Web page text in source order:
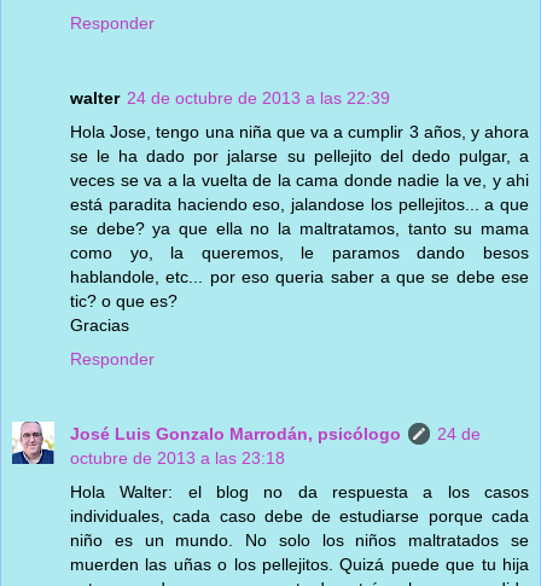
Responder
walter 24 de octubre de 2013 a las 22:39
Hola Jose, tengo una niña que va a cumplir 3 años, y ahora
se le ha dado por jalarse su pellejito del dedo pulgar, a
veces se va a la vuelta de la cama donde nadie la ve, y ahi
está paradita haciendo eso, jalandose los pellejitos... a que
se debe? ya que ella no la maltratamos, tanto su mama
como yo, la queremos, le paramos dando besos
hablandole, etc... por eso queria saber a que se debe ese
tic? o que es?
Gracias
Responder
José Luis Gonzalo Marrodán, psicólogo
24 de
octubre de 2013 a las 23:18
Hola Walter: el blog no da respuesta a los casos
individuales, cada caso debe de estudiarse porque cada
niño es un mundo. No solo los niños maltratados se
muerden las uñas o los pellejitos. Quizá puede que tu hija